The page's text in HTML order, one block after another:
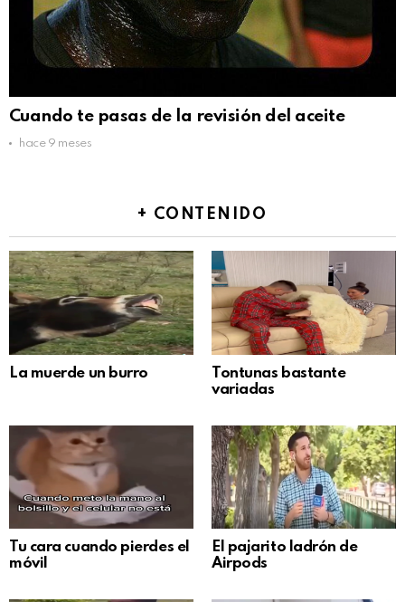
Cuando te pasas de la revisión del aceite
hace 9 meses
+ CONTENIDO
La muerde un burro
Tontunas bastante
variadas
Tu cara cuando pierdes el
móvil
El pajarito ladrón de
Airpods